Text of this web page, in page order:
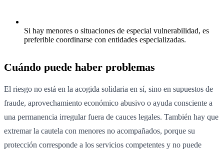
Si hay menores o situaciones de especial vulnerabilidad, es
preferible coordinarse con entidades especializadas.
Cuándo puede haber problemas
El riesgo no está en la acogida solidaria en sí, sino en supuestos de
fraude, aprovechamiento económico abusivo o ayuda consciente a
una permanencia irregular fuera de cauces legales. También hay que
extremar la cautela con menores no acompañados, porque su
protección corresponde a los servicios competentes y no puede